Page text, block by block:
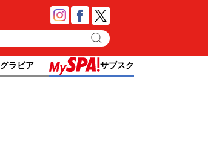
グラビア サブスク